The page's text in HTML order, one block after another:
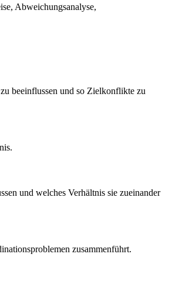
Abweichungsanalyse,
beeinflussen und so Zielkonflikte zu
und welches Verhältnis sie zueinander
zusammenführt.